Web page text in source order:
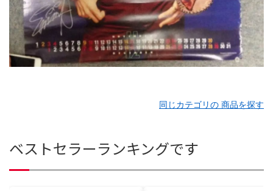
同じカテゴリの 商品を探す
ベストセラーランキングです